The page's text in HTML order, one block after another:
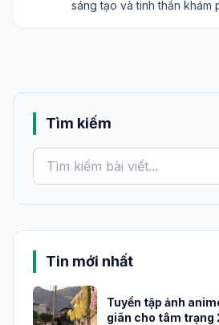
sáng tạo và tinh thần khám
Tìm kiếm
Tin mới nhất
Tuyển tập ảnh
giãn cho tâm trạng